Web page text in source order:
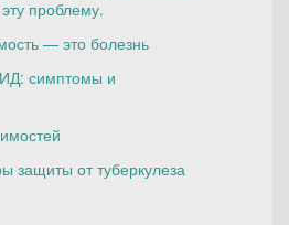
проблему.
— это болезнь
симптомы и
защиты от туберкулеза